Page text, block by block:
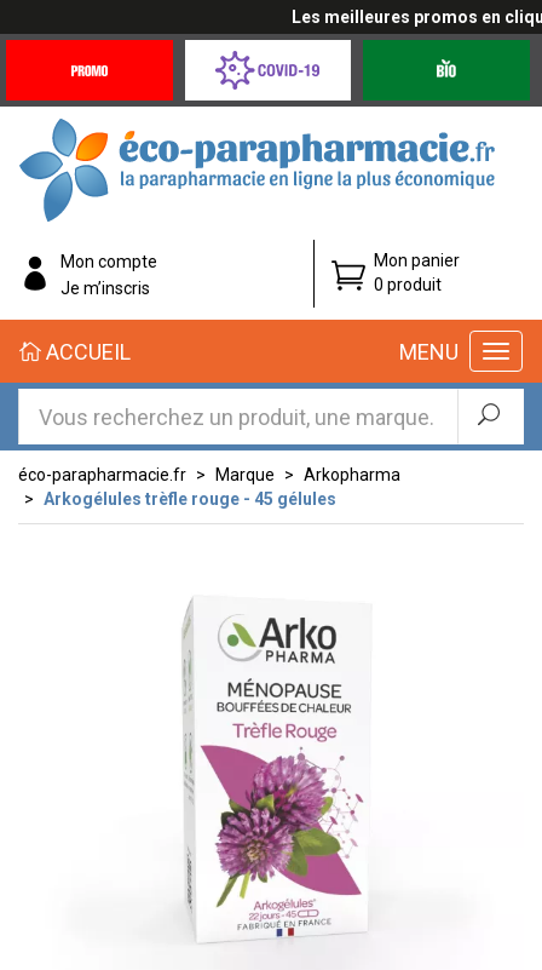
Les meilleures promos en
Offres
Coronavirus
éco-
parapharmacie.fr
éco-
parapharmacie.fr
Mon compte
Je m’inscris
Mon panier
0 produit
MENU
ACCUEIL
éco-parapharmacie.fr Marque
Arkopharma
Arkogélules trèfle rouge - 45 gélules